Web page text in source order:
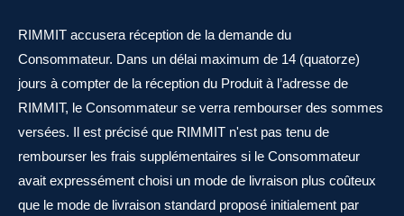
RIMMIT accusera réception de la demande du
Consommateur. Dans un délai maximum de 14 (quatorze)
jours à compter de la réception du Produit à l’adresse de
RIMMIT, le Consommateur se verra rembourser des sommes
versées. Il est précisé que RIMMIT n'est pas tenu de
rembourser les frais supplémentaires si le Consommateur
avait expressément choisi un mode de livraison plus coûteux
que le mode de livraison standard proposé initialement par